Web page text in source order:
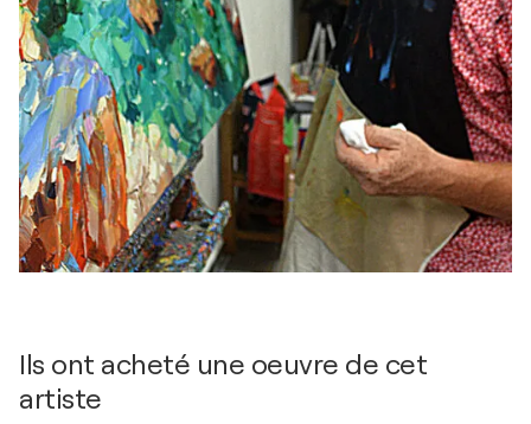
Ils ont acheté une oeuvre de cet
artiste